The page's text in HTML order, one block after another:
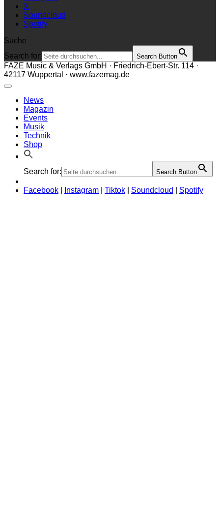
X
Soundcloud
Spotify
Suche
Search for:
Search Button
FAZE Music & Verlags GmbH · Friedrich-Ebert-Str. 114 ·
42117 Wuppertal · www.fazemag.de
News
Magazin
Events
Musik
Technik
Shop
Search for: Search Button
Facebook Instagram Tiktok Soundcloud Spotify